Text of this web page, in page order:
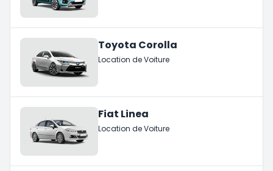
Toyota Corolla
Location de Voiture
Fiat Linea
Location de Voiture